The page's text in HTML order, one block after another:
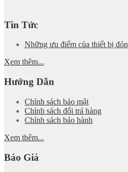
Tin Tức
Những ưu điểm của thiết bị
Xem thêm...
Hướng Dẫn
Chính sách bảo mật
Chính sách đổi trả hàng
Chính sách bảo hành
Xem thêm...
Báo Giá